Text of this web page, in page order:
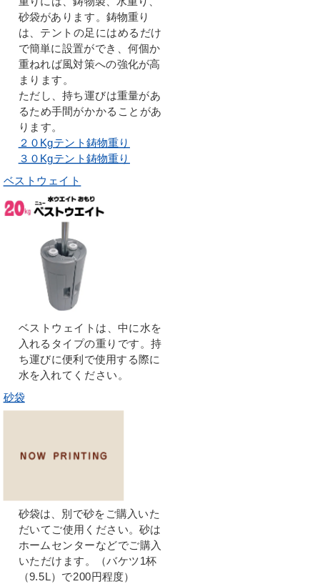
砂袋があります。鋳物重り
は、テントの足にはめるだけ
で簡単に設置ができ、何個か
重ねれば風対策への強化が高
まります。
ただし、持ち運びは重量があ
るため手間がかかることがあ
ります。
２０Kgテント鋳物重り
３０Kgテント鋳物重り
ベストウェイト
ベストウェイトは、中に水を
入れるタイプの重りです。持
ち運びに便利で使用する際に
水を入れてください。
砂袋
砂袋は、別で砂をご購入いた
だいてご使用ください。砂は
ホームセンターなどでご購入
いただけます。（バケツ1杯
（9.5L）で200円程度）